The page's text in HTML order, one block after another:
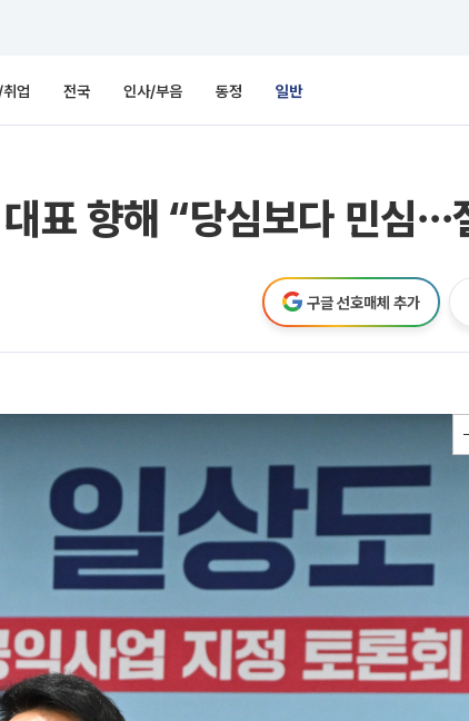
업 전국 인사/부음 동정 일반
표 향해 “당심보다 민심⋯
구글 선호매체 추가